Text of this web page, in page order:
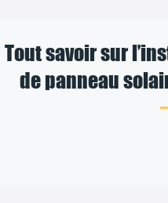
Tout savoir sur
de panneau